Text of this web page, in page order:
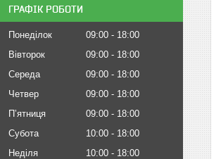
ГРАФІК РОБОТИ
Понеділок 09:00
18:00
Вівторок
09:00
18:00
Середа
09:00
18:00
Четвер
09:00
18:00
Пʼятниця
09:00
18:00
Субота
10:00
18:00
Неділя
10:00 18:00